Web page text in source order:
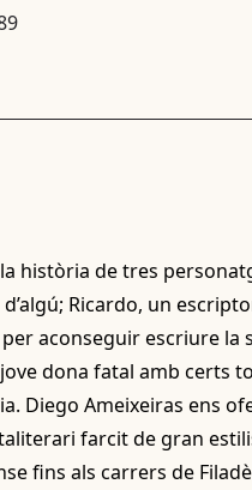
història de tres
Ricardo, un
aconseguir escriure la
dona fatal amb certs
Diego Ameixeiras ens
farcit de gran
fins als carrers de